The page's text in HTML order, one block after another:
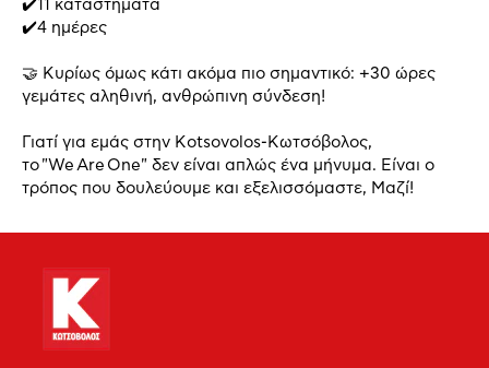
✔️11 καταστήματα
✔️4 ημέρες
🤝 Κυρίως όμως κάτι ακόμα πιο σημαντικό: +30 ώρες
γεμάτες αληθινή, ανθρώπινη σύνδεση!
Γιατί για εμάς στην Kotsovolos-Κωτσόβολος,
το "We Are One" δεν είναι απλώς ένα μήνυμα. Είναι ο
τρόπος που δουλεύουμε και εξελισσόμαστε, Μαζί!